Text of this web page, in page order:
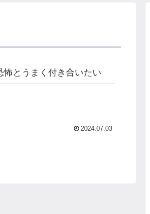
怖とうまく付き合いたい
2024.07.03